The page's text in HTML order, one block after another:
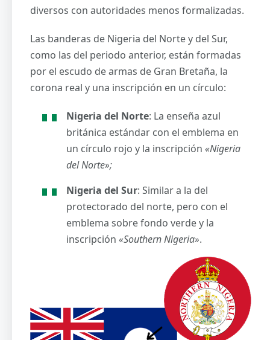
diversos con autoridades menos formalizadas.
Las banderas de Nigeria del Norte y del Sur,
como las del periodo anterior, están formadas
por el escudo de armas de Gran Bretaña, la
corona real y una inscripción en un círculo:
Nigeria del Norte: La enseña azul
británica estándar con el emblema en
un círculo rojo y la inscripción «Nigeria
del Norte»;
Nigeria del Sur: Similar a la del
protectorado del norte, pero con el
emblema sobre fondo verde y la
inscripción «Southern Nigeria».